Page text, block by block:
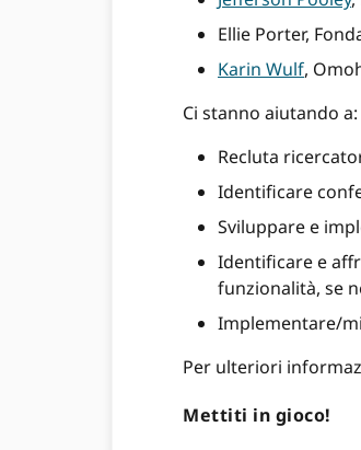
Ellie Porter,
Karin Wulf,
Ci stanno aiutando a:
Recluta
Identificare
Sviluppare e
Identificare e
funzionalità, se
Implementare/
Per ulteriori
Mettiti in gioco!